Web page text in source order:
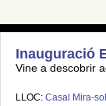
Inauguració
Vine a descobrir
LLOC: Casal Mira-sol